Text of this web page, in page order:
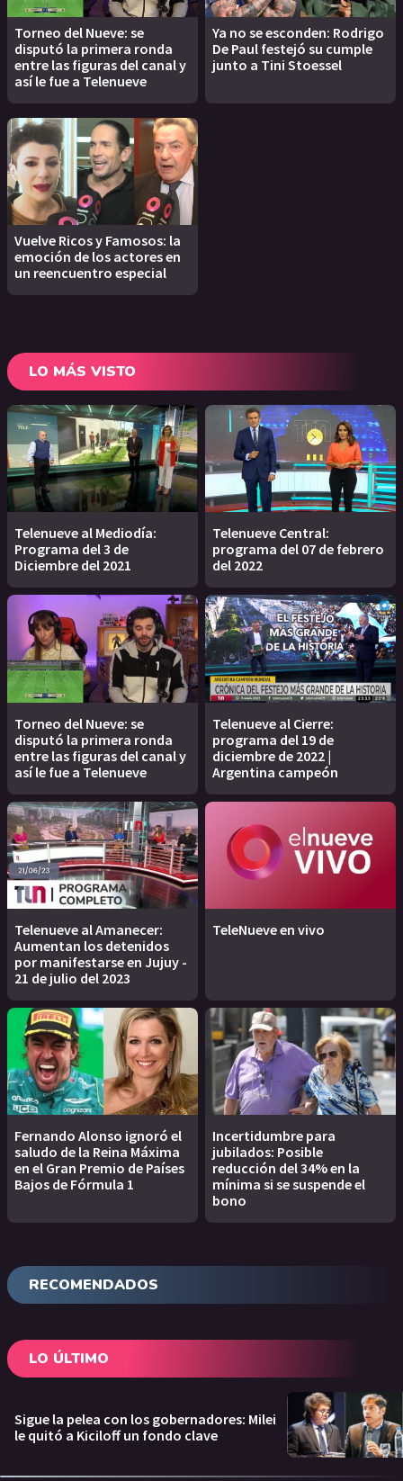
Torneo del Nueve: se
disputó la primera ronda
entre las figuras del canal y
así le fue a Telenueve
Ya no se esconden: Rodrigo
De Paul festejó su cumple
junto a Tini Stoessel
Vuelve Ricos y Famosos: la
emoción de los actores en
un reencuentro especial
LO MÁS VISTO
Telenueve al Mediodía:
Programa del 3 de
Diciembre del 2021
Telenueve Central:
programa del 07 de febrero
del 2022
Torneo del Nueve: se
disputó la primera ronda
entre las figuras del canal y
así le fue a Telenueve
Telenueve al Cierre:
programa del 19 de
diciembre de 2022 |
Argentina campeón
Telenueve al Amanecer:
Aumentan los detenidos
por manifestarse en Jujuy -
21 de julio del 2023
TeleNueve en vivo
Fernando Alonso ignoró el
saludo de la Reina Máxima
en el Gran Premio de Países
Bajos de Fórmula 1
Incertidumbre para
jubilados: Posible
reducción del 34% en la
mínima si se suspende el
bono
RECOMENDADOS
LO ÚLTIMO
Sigue la pelea con los gobernadores: Milei
le quitó a Kiciloff un fondo clave